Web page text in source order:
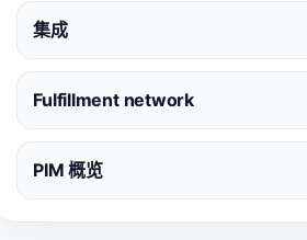
集成
Fulfillment network
PIM 概览